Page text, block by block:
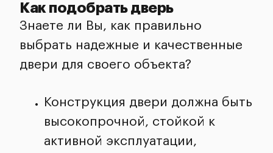
Как подобрать дверь
Знаете ли Вы, как правильно
выбрать надежные и качественные
двери для своего объекта?
Конструкция двери должна быть
высокопрочной, стойкой к
активной эксплуатации,